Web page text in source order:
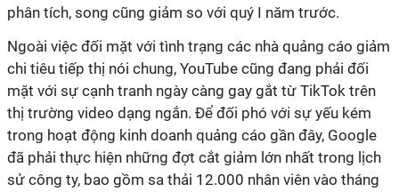
phân tích, song cũng giảm so với quý I năm trước.
Ngoài việc đối mặt với tình trạng các nhà quảng cáo giảm
chi tiêu tiếp thị nói chung, YouTube cũng đang phải đối
mặt với sự cạnh tranh ngày càng gay gắt từ TikTok trên
thị trường video dạng ngắn. Để đối phó với sự yếu kém
trong hoạt động kinh doanh quảng cáo gần đây, Google
đã phải thực hiện những đợt cắt giảm lớn nhất trong lịch
sử công ty, bao gồm sa thải 12.000 nhân viên vào tháng